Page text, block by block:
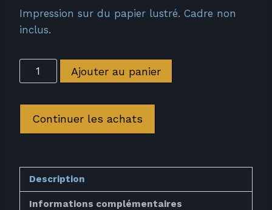
Impression sur du papier lustré. Cadre non
inclus.
quantité
de
Trois
Ajouter au panier
Continuer les achats
Description
Informations complémentaires